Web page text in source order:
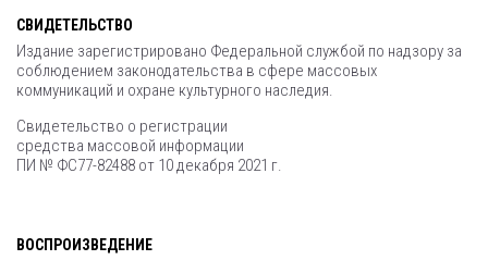
СВИДЕТЕЛЬСТВО
Издание зарегистрировано Федеральной службой по надзору за
соблюдением законодательства в сфере массовых
коммуникаций и охране культурного наследия.
Свидетельство о регистрации
средства массовой информации
ПИ № ФС77-82488 от 10 декабря 2021 г.
ВОСПРОИЗВЕДЕНИЕ